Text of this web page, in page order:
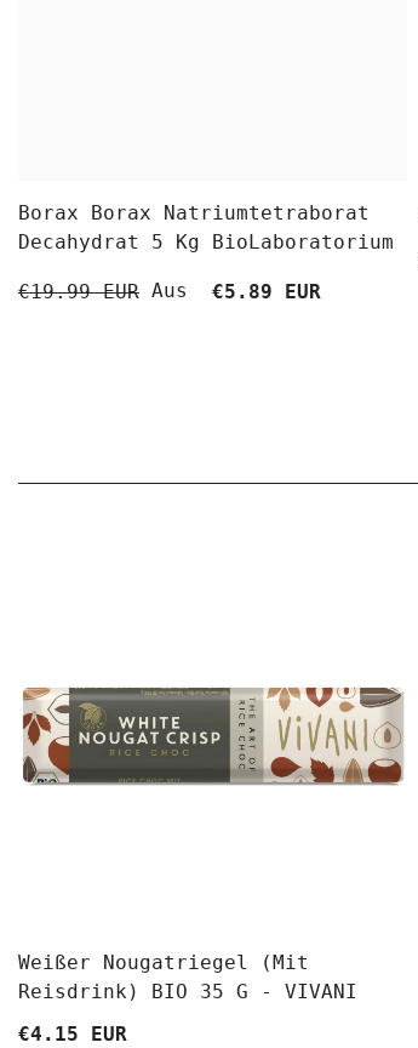
Borax Borax Natriumtetraborat
Decahydrat 5 Kg BioLaboratorium
€19.99 EUR Aus €5.89 EUR
Weißer Nougatriegel (mit
Reisdrink) BIO 35 G - VIVANI
€4.15 EUR